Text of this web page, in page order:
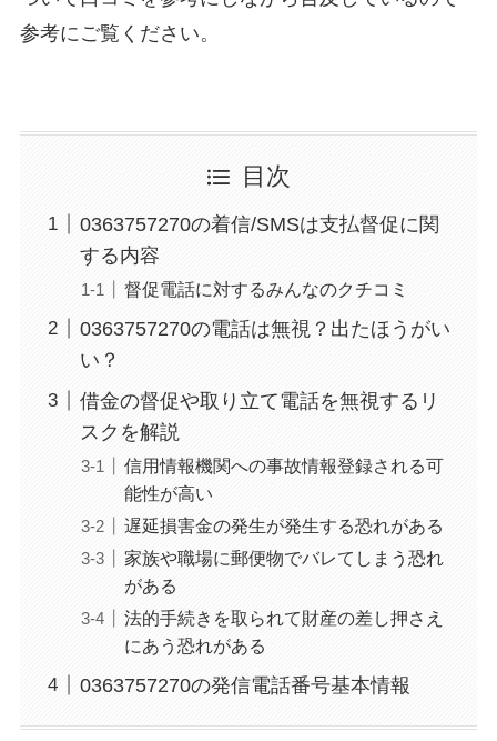
参考にご覧ください。
目次
0363757270の着信/SMSは支払督促に関
する内容
督促電話に対するみんなのクチコミ
0363757270の電話は無視？出たほうがい
い？
借金の督促や取り立て電話を無視するリ
スクを解説
信用情報機関への事故情報登録される可
能性が高い
遅延損害金の発生が発生する恐れがある
家族や職場に郵便物でバレてしまう恐れ
がある
法的手続きを取られて財産の差し押さえ
にあう恐れがある
0363757270の発信電話番号基本情報